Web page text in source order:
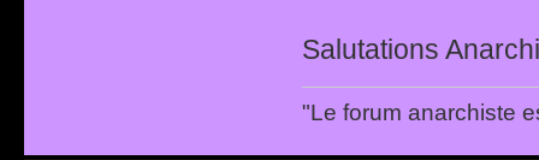
Salutations
"Le forum anarchiste